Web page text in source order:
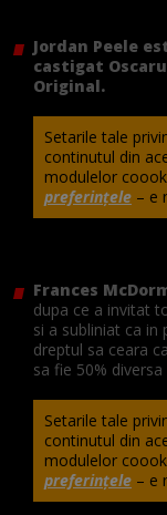
Jordan Peele
castigat
Original.
Setarile tale
continutul din
modulelor
preferințele – e
Frances
dupa ce a invitat
si a subliniat ca in
dreptul sa ceara
sa fie 50%
Setarile tale
continutul din
modulelor
preferințele – e